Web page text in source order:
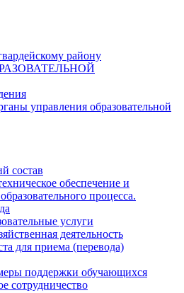
району
управления образовательной
состав
обеспечение и
процесса.
услуги
деятельность
для приема (перевода)
поддержки обучающихся
сотрудничество